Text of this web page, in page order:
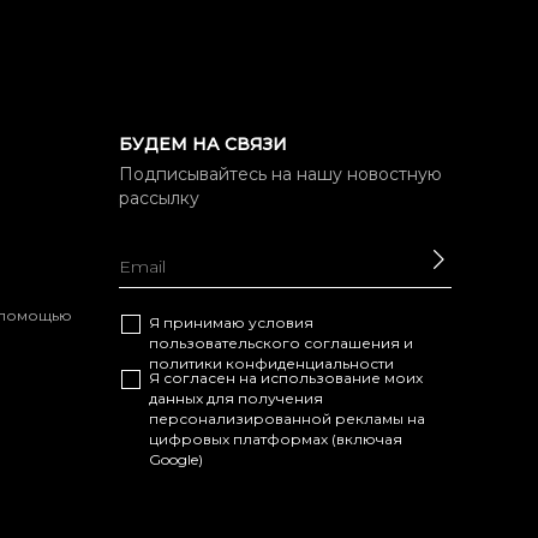
помощью
БУДЕМ НА СВЯЗИ
Подписывайтесь на нашу новостную
рассылку
Я принимаю условия
пользовательского соглашения и
политики конфиденциальности
Я согласен на использование моих
данных для получения
персонализированной рекламы на
цифровых платформах (включая
Google)